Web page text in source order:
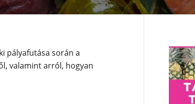
pályafutása során a
valamint arról, hogyan